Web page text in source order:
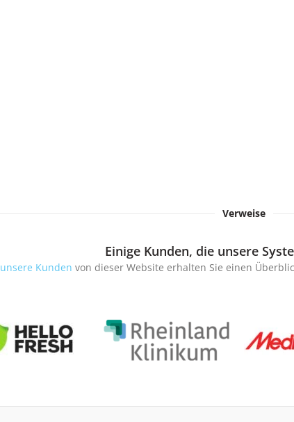
Verweise
Einige Kunden, die unsere
unsere Kunden von dieser Website erhalten Sie einen